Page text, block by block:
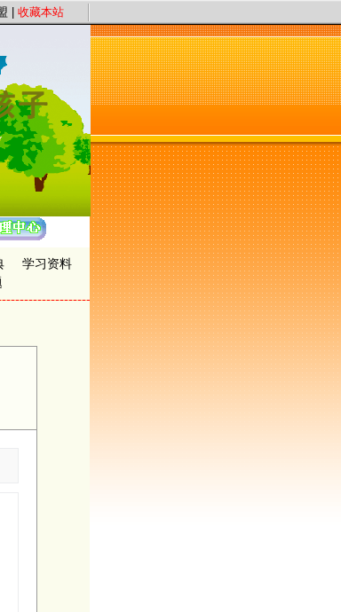
星级评定”保证教员质量，以“系统化、高质量、快节奏”为服
收藏本站
学习资料